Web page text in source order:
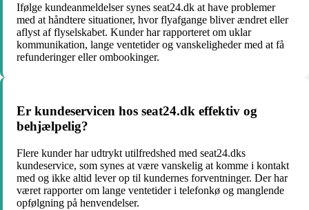
Ifølge kundeanmeldelser synes seat24.dk at have problemer
med at håndtere situationer, hvor flyafgange bliver ændret eller
aflyst af flyselskabet. Kunder har rapporteret om uklar
kommunikation, lange ventetider og vanskeligheder med at få
refunderinger eller ombookinger.
Er kundeservicen hos seat24.dk effektiv og
behjælpelig?
Flere kunder har udtrykt utilfredshed med seat24.dks
kundeservice, som synes at være vanskelig at komme i kontakt
med og ikke altid lever op til kundernes forventninger. Der har
været rapporter om lange ventetider i telefonkø og manglende
opfølgning på henvendelser.